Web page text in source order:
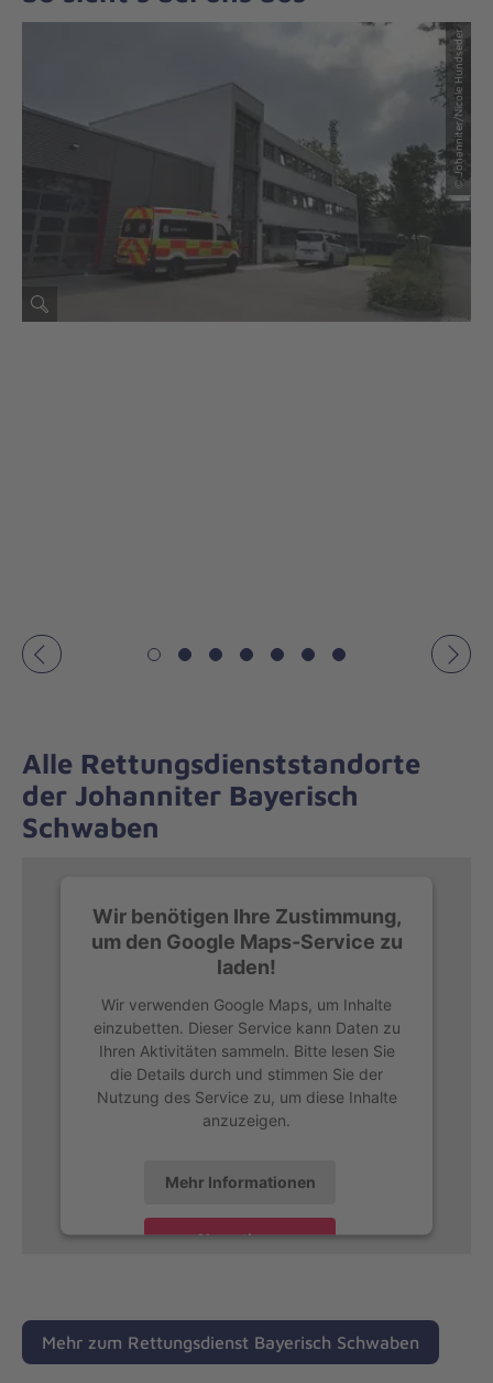
© Johanniter/Nicole Hundseder
Vorheriges
Alle Rettungsdienststandorte
der Johanniter Bayerisch
Schwaben
Wir benötigen Ihre Zustimmung,
um den Google Maps-Service zu
laden!
Wir verwenden Google Maps, um Inhalte
einzubetten. Dieser Service kann Daten zu
Ihren Aktivitäten sammeln. Bitte lesen Sie
die Details durch und stimmen Sie der
Nutzung des Service zu, um diese Inhalte
anzuzeigen.
Mehr Informationen
Akzeptieren
Mehr zum Rettungsdienst Bayerisch Schwaben